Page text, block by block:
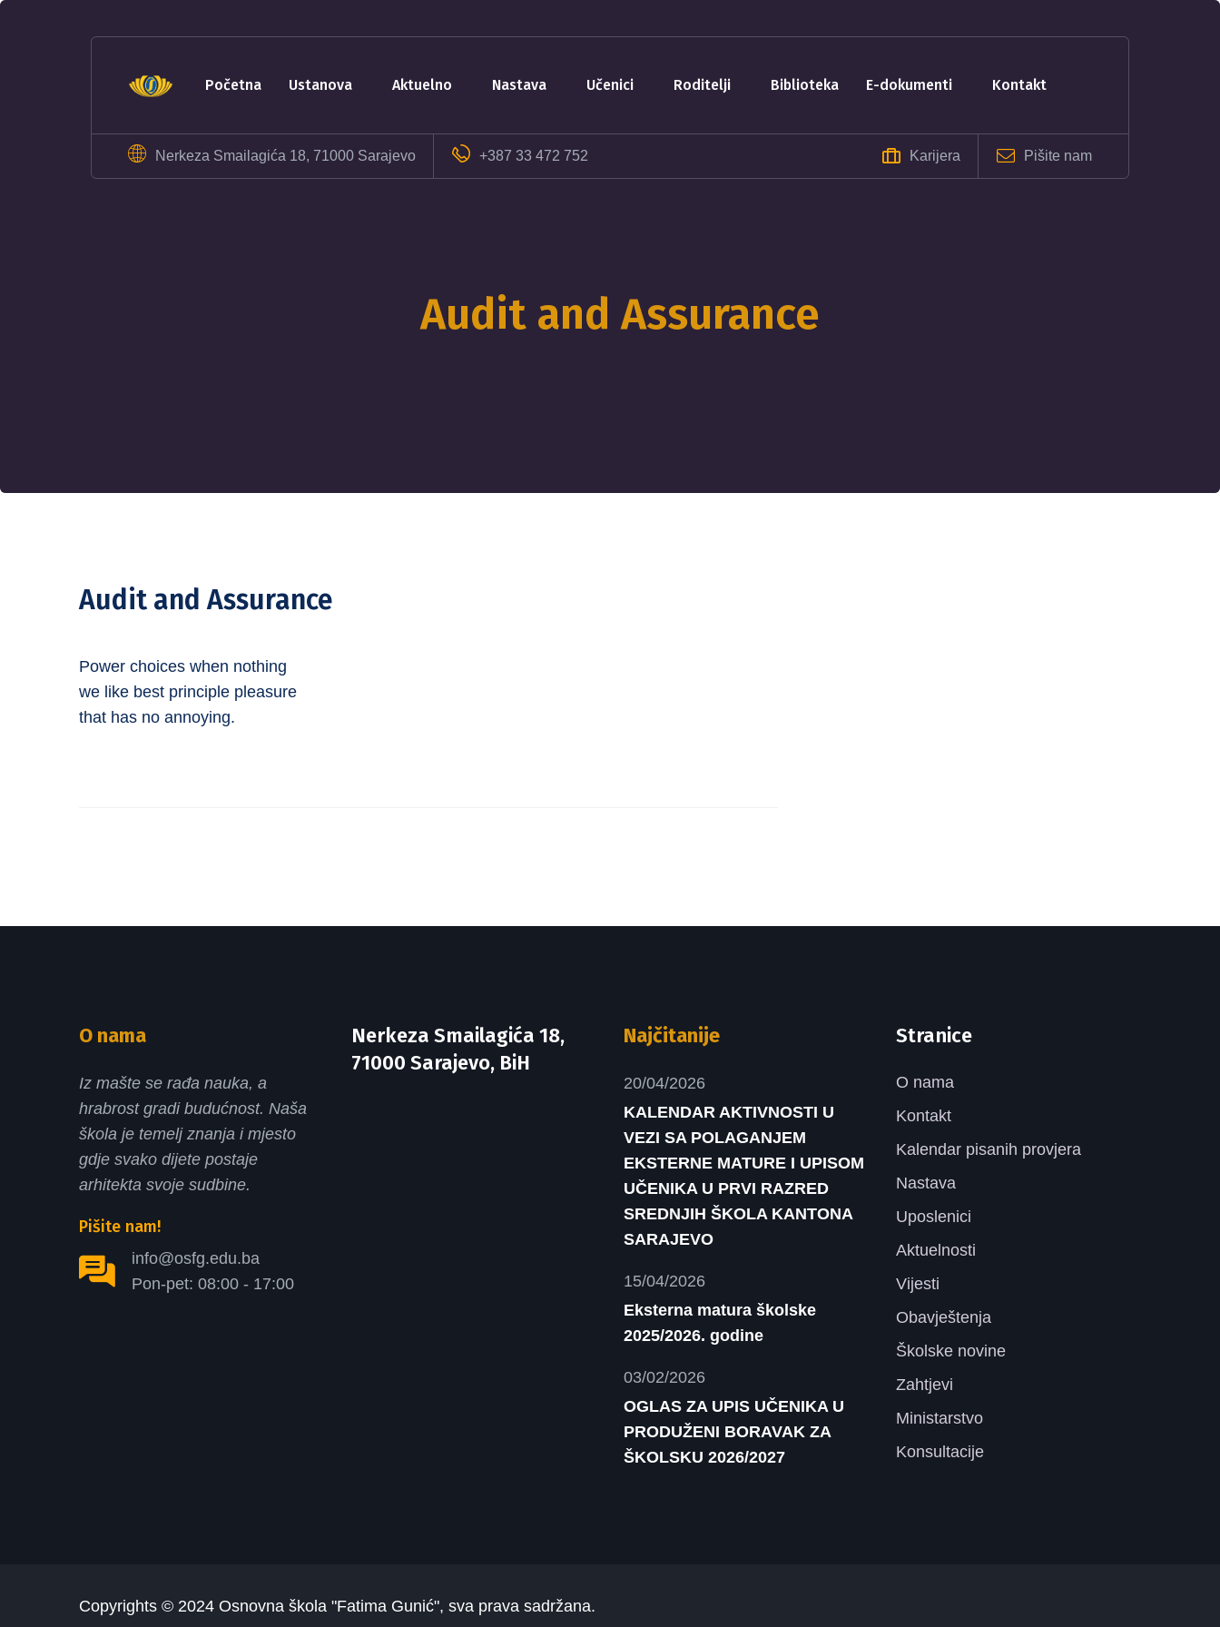
početna ustanova aktuelno nastava učenici roditelji biblioteka e-dokumenti kontakt
Nerkeza Smailagića 18, 71000 Sarajevo +387 33 472 752 Karijera Pišite nam
Audit and Assurance
Audit and Assurance
Power choices when nothing
we like best principle pleasure
that has no annoying.
O nama
Iz mašte se rađa nauka, a
hrabrost gradi budućnost. Naša
škola je temelj znanja i mjesto
gdje svako dijete postaje
arhitekta svoje sudbine.
Pišite nam!
info@osfg.edu.ba
Pon-pet: 08:00 - 17:00
Nerkeza Smailagića 18,
71000 Sarajevo, BiH
Najčitanije
20/04/2026
KALENDAR AKTIVNOSTI U
VEZI SA POLAGANJEM
EKSTERNE MATURE I UPISOM
UČENIKA U PRVI RAZRED
SREDNJIH ŠKOLA KANTONA
SARAJEVO
15/04/2026
Eksterna matura školske
2025/2026. godine
03/02/2026
OGLAS ZA UPIS UČENIKA U
PRODUŽENI BORAVAK ZA
ŠKOLSKU 2026/2027
Stranice
O nama
Kontakt
Kalendar pisanih provjera
Nastava
Uposlenici
Aktuelnosti
Vijesti
Obavještenja
Školske novine
Zahtjevi
Ministarstvo
Konsultacije
Copyrights © 2024 Osnovna škola "Fatima Gunić", sva prava sadržana.